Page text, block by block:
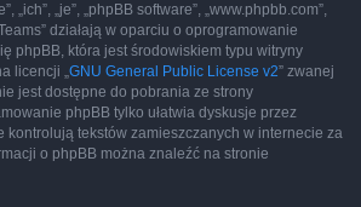
„ich”, „je”, „phpBB software”, „www.phpbb.com”,
działają w oparciu o oprogramowanie
phpBB, która jest środowiskiem typu witryny
licencji „GNU General Public License v2” zwanej
jest dostępne do pobrania ze strony
phpBB tylko ułatwia dyskusje przez
kontrolują tekstów zamieszczanych w internecie za
o phpBB można znaleźć na stronie